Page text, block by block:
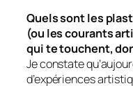
Quels sont les
(ou les courants
qui te touchent,
Je constate
d’expériences